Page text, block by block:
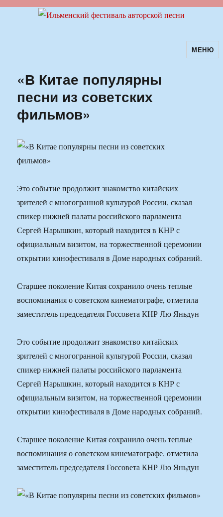
Ильменский фестиваль авторскойМЕНЮ
«В Китае популярны
песни из советских
фильмов»
Это событие продолжит знакомство китайских
зрителей с многогранной культурой России, сказал
спикер нижней палаты российского парламента
Сергей Нарышкин, который находится в КНР с
официальным визитом, на торжественной церемонии
открытии кинофестиваля в Доме народных собраний.
Старшее поколение Китая сохранило очень теплые
воспоминания о советском кинематографе, отметила
заместитель председателя Госсовета КНР Лю Яньдун
Это событие продолжит знакомство китайских
зрителей с многогранной культурой России, сказал
спикер нижней палаты российского парламента
Сергей Нарышкин, который находится в КНР с
официальным визитом, на торжественной церемонии
открытии кинофестиваля в Доме народных собраний.
Старшее поколение Китая сохранило очень теплые
воспоминания о советском кинематографе, отметила
заместитель председателя Госсовета КНР Лю Яньдун